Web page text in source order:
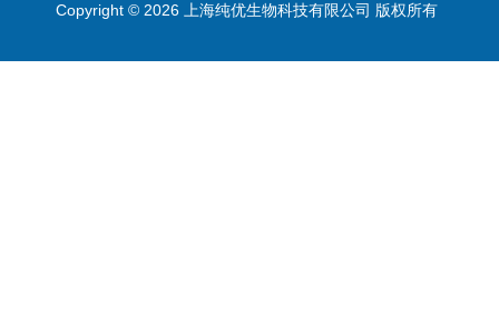
Copyright © 2026 上海纯优生物科技有限公司 版权所有